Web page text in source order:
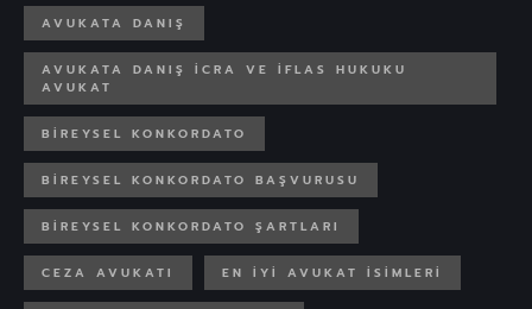
AVUKATA DANIŞ
AVUKATA DANIŞ İCRA VE İFLAS HUKUKU
AVUKAT
BIREYSEL KONKORDATO
BIREYSEL KONKORDATO BAŞVURUSU
BIREYSEL KONKORDATO ŞARTLARI
CEZA AVUKATI EN IYI AVUKAT ISIMLERI